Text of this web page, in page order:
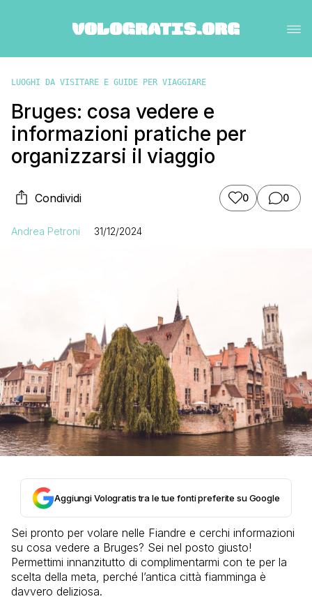
LUOGHI DA VISITARE E GUIDE PER VIAGGIARE
Bruges: cosa vedere e
informazioni pratiche per
organizzarsi il viaggio
Condividi 0 0
Andrea Petroni 31/12/2024
Aggiungi Vologratis tra le tue fonti preferite su Google
Sei pronto per volare nelle Fiandre e cerchi informazioni
su cosa vedere a Bruges? Sei nel posto giusto!
Permettimi innanzitutto di complimentarmi con te per la
scelta della meta, perché l’antica città fiamminga è
davvero deliziosa.